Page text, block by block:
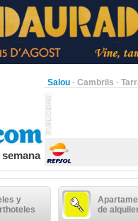
Salou · Cambrils ·
y
de